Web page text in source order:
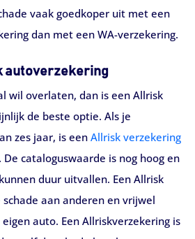
vaak goedkoper uit met een
dan met een WA-verzekering.
autoverzekering
wil overlaten, dan is een Allrisk
de beste optie. Als je
zes jaar, is een Allrisk verzekering
cataloguswaarde is nog hoog en
duur uitvallen. Een Allrisk
aan anderen en vrijwel
auto. Een Allriskverzekering is